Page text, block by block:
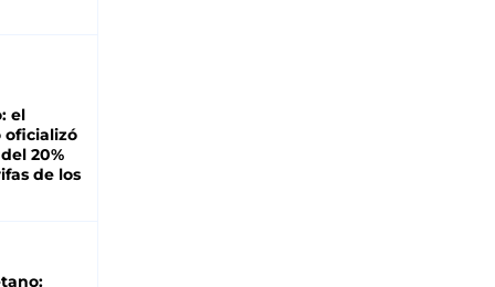
el
oficializó
20%
de los